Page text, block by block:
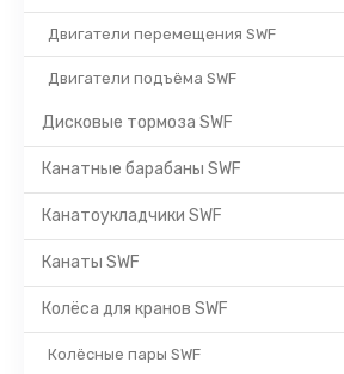
Двигатели перемещения SWF
Двигатели подъёма SWF
Дисковые тормоза SWF
Канатные барабаны SWF
Канатоукладчики SWF
Канаты SWF
Колёса для кранов SWF
Колёсные пары SWF